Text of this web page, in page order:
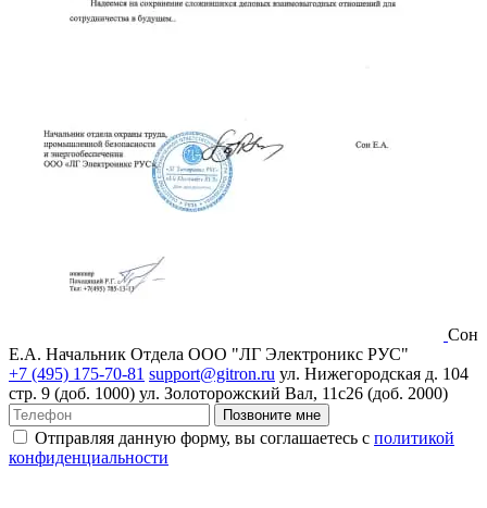
Сон
Е.А. Начальник Отдела ООО "ЛГ Электроникс РУС"
+7 (495) 175-70-81 support@gitron.ru ул. Нижегородская д. 104
стр. 9 (доб. 1000) ул. Золоторожский Вал, 11с26 (доб. 2000)
Позвоните мне
Отправляя данную форму, вы соглашаетесь с политикой
конфиденциальности